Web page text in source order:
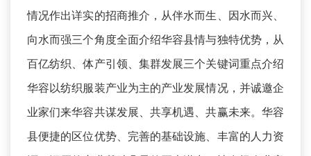
情况作出详实的招商推介，从伴水而生、因水而兴、
向水而强三个角度全面介绍华容县情与独特优势，从
百亿纺织、体产引领、集群发展三个关键词重点介绍
华容以纺织服装产业为主的产业发展情况，并诚邀企
业家们来华容共谋发展、共享机遇、共赢未来。华容
县便捷的区位优势、完善的基础设施、丰富的人力资